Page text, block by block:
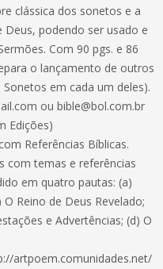
clássica dos sonetos e a
Deus, podendo ser usado e
Com 90 pgs. e 86
o lançamento de outros
em cada um deles).
ou bible@bol.com.br
Edições)
Referências Bíblicas.
com temas e referências
em quatro pautas: (a)
Reino de Deus Revelado;
e Advertências; (d) O
artpoem.comunidades.net/